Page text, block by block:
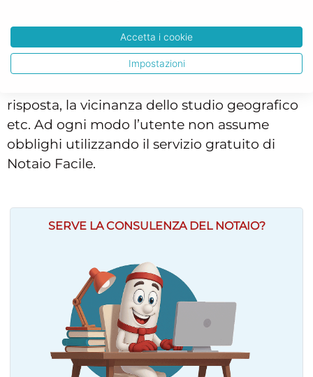
che risponderà alla richiesta di contatto. In
tal caso non potrà essere probabilmente il
Preventivo a determinare la scelta del
risposta, la vicinanza dello studio geografico
etc. Ad ogni modo l’utente non assume
obblighi utilizzando il servizio gratuito di
Notaio Facile.
SERVE LA CONSULENZA DEL NOTAIO?
Accetta i cookie
Impostazioni